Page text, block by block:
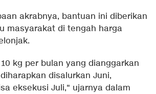
akrabnya, bantuan ini diberikan
masyarakat di tengah harga
kg per bulan yang dianggarkan
disalurkan Juni,
eksekusi Juli," ujarnya dalam